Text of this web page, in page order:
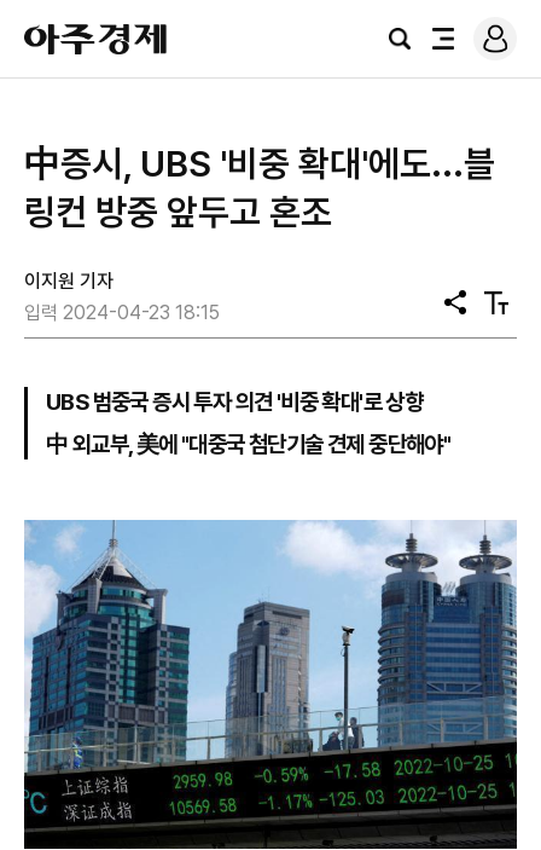
아
주
경
검
전
로
그
中증시, UBS '비중 확대'에도...블
링컨 방중 앞두고 혼조
이지원 기자
입력 2024-04-23 18:15
공
유
텍
스
UBS 범중국 증시 투자 의견 '비중 확대'로 상향
中 외교부, 美에 "대중국 첨단기술 견제 중단해야"